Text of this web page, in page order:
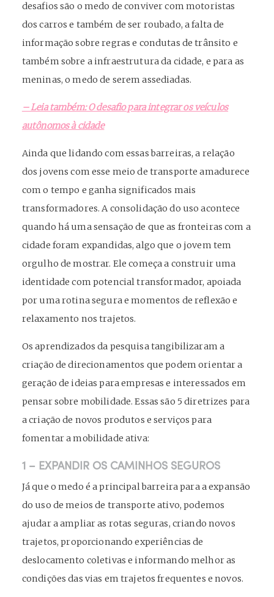
desafios são o medo de conviver com motoristas
dos carros e também de ser roubado, a falta de
informação sobre regras e condutas de trânsito e
também sobre a infraestrutura da cidade, e para as
meninas, o medo de serem assediadas.
– Leia também: O desafio para integrar os veículos
autônomos à cidade
Ainda que lidando com essas barreiras, a relação
dos jovens com esse meio de transporte amadurece
com o tempo e ganha significados mais
transformadores. A consolidação do uso acontece
quando há uma sensação de que as fronteiras com a
cidade foram expandidas, algo que o jovem tem
orgulho de mostrar. Ele começa a construir uma
identidade com potencial transformador, apoiada
por uma rotina segura e momentos de reflexão e
relaxamento nos trajetos.
Os aprendizados da pesquisa tangibilizaram a
criação de direcionamentos que podem orientar a
geração de ideias para empresas e interessados em
pensar sobre mobilidade. Essas são 5 diretrizes para
a criação de novos produtos e serviços para
fomentar a mobilidade ativa:
1 – EXPANDIR OS CAMINHOS SEGUROS
Já que o medo é a principal barreira para a expansão
do uso de meios de transporte ativo, podemos
ajudar a ampliar as rotas seguras, criando novos
trajetos, proporcionando experiências de
deslocamento coletivas e informando melhor as
condições das vias em trajetos frequentes e novos.